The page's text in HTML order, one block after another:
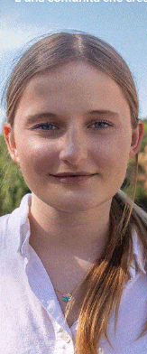
Più lette
Figline Incisa
Piscina di
Pnrr, il gruppo
Cronaca 4 Agosto
Un anno fa la
Gianni, Giulia
processo, lo
Cronaca 3 Agosto